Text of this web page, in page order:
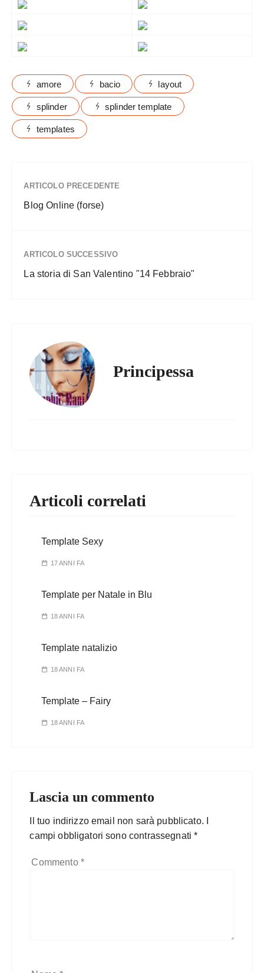
amore bacio layout
splinder splinder template
templates
ARTICOLO PRECEDENTE
Blog Online (forse)
ARTICOLO SUCCESSIVO
La storia di San Valentino "14 Febbraio"
Principessa
Articoli correlati
Template Sexy
17 ANNI FA
Template per Natale in Blu
18 ANNI FA
Template natalizio
18 ANNI FA
Template – Fairy
18 ANNI FA
Lascia un commento
Il tuo indirizzo email non sarà pubblicato.
campi obbligatori sono contrassegnati*
Commento *